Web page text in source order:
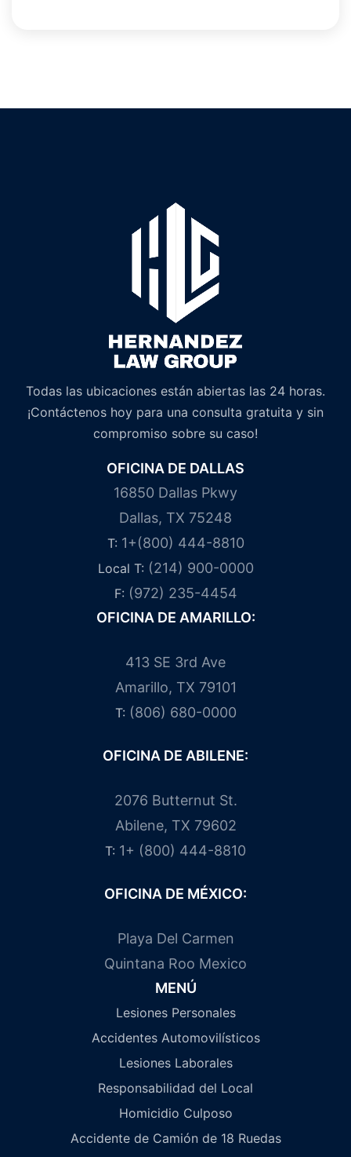
Todas las ubicaciones están abiertas las 24 horas.
¡Contáctenos hoy para una consulta gratuita y sin
compromiso sobre su caso!
OFICINA DE DALLAS
16850 Dallas Pkwy
Dallas, TX 75248
T: 1+(800) 444-8810
Local T: (214) 900-0000
F: (972) 235-4454
OFICINA DE AMARILLO:
413 SE 3rd Ave
Amarillo, TX 79101
T: (806) 680-0000
OFICINA DE ABILENE:
2076 Butternut St.
Abilene, TX 79602
T: 1+ (800) 444-8810
OFICINA DE MÉXICO:
Playa Del Carmen
Quintana Roo Mexico
MENÚ
Lesiones Personales
Accidentes Automovilísticos
Lesiones Laborales
Responsabilidad del Local
Homicidio Culposo
Accidente de Camión de 18 Ruedas